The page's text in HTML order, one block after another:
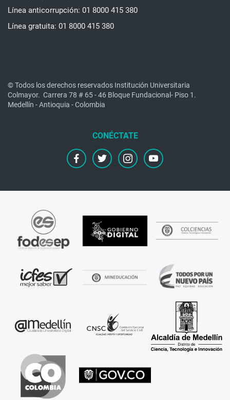
Línea anticorrupción: 01 8000 415 380
Línea gratuita: 01 8000 415 380
© Todos los derechos reservados Institución Universitaria
Colmayor. Carrera 78 # 65 - 46 Bloque Fundacional- Piso 1.
Medellín - Antioquia - Colombia
facebooktwitter instagramyoutube